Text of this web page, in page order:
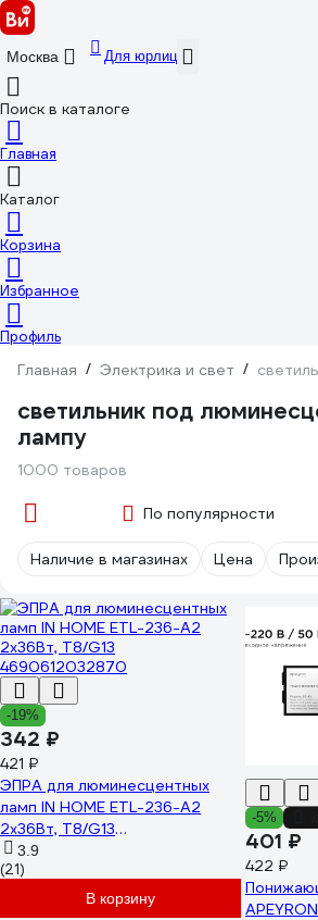
Москва Для юрлиц
Поиск в каталоге
Главная
Каталог
Корзина
Избранное
Профиль
Главная / Электрика и свет /
светильник под
лампу
1000 товаров
По популярности
Наличие в магазинах Цена
-19%
342 ₽
421 ₽
ЭПРА для люминесцентных
ламп IN HOME ETL-236-А2
2х36Вт, Т8/G13
4690612032870
3.9
(21)
В корзину
-5%
401 ₽
422 ₽